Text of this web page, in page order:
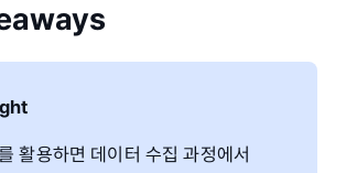
활용하면 데이터 수집 과정에서